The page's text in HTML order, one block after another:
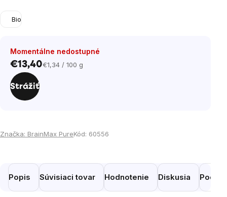
Bio
Momentálne nedostupné
€13,40Jednotková
€1,34 / 100 g
Strážiť
Značka: BrainMax PureKód: 60556
Popis Súvisiaci tovar Hodnotenie Diskusia